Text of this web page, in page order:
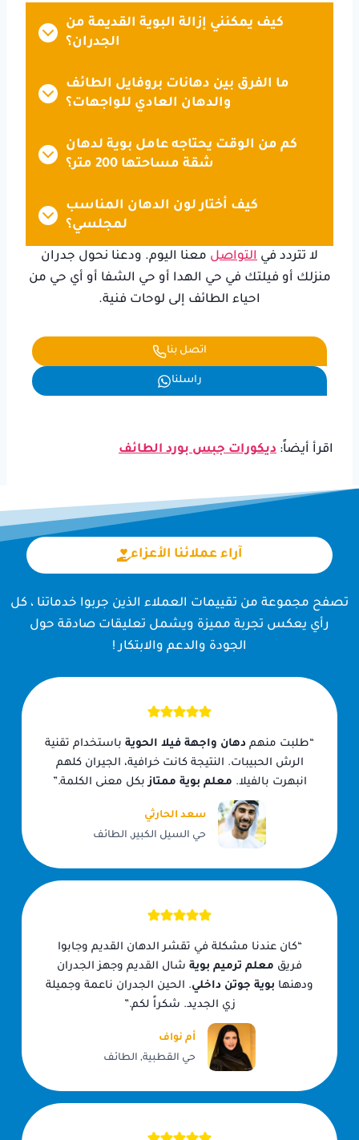
كيف يمكنني إزالة البوية القديمة من
الجدران؟
ما الفرق بين دهانات بروفايل الطائف
والدهان العادي للواجهات؟
كم من الوقت يحتاجه عامل بوية لدهان
شقة مساحتها 200 متر؟
كيف أختار لون الدهان المناسب
لمجلسي؟
لا تتردد في التواصل معنا اليوم. ودعنا نحول جدران
منزلك أو فيلتك في حي الهدا أو حي الشفا أو أي حي من
احياء الطائف إلى لوحات فنية.
اتصل بنا
راسلنا
اقرأ أيضاً: ديكورات جبس بورد الطائف
آراء عملائنا الأعزاء
تصفح مجموعة من تقييمات العملاء الذين جربوا خدماتنا ، كل
رأي يعكس تجربة مميزة ويشمل تعليقات صادقة حول
الجودة والدعم والابتكار !
“طلبت منهم دهان واجهة فيلا الحوية باستخدام تقنية
الرش الحبيبات. النتيجة كانت خرافية، الجيران كلهم
انبهرت بالفيلا. معلم بوية ممتازبكل معنى الكلمة.”
سعد الحارثي
حي السيل الكبير, الطائف
“كان عندنا مشكلة في تقشر الدهان القديم وجابوا
فريق معلم ترميم بوية شال القديم وجهز الجدران
ودهنها بوية جوتن داخلي. الحين الجدران ناعمة وجميلة
زي الجديد. شكراً لكم.”
أم نواف
حي القطبية, الطائف